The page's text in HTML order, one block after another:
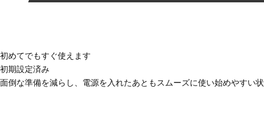
初めてでもすぐ使えます
初期設定済み
面倒な準備を減らし、電源を入れたあともスムーズに使い始めやすい